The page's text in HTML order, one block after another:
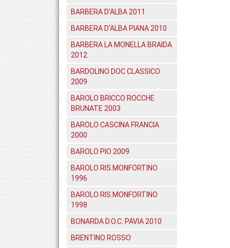
BARBERA D'ALBA 2011
BARBERA D'ALBA PIANA 2010
BARBERA LA MONELLA BRAIDA
2012
BARDOLINO DOC CLASSICO
2009
BAROLO BRICCO ROCCHE
BRUNATE 2003
BAROLO CASCINA FRANCIA
2000
BAROLO PIO 2009
BAROLO RIS.MONFORTINO
1996
BAROLO RIS.MONFORTINO
1998
BONARDA D.O.C. PAVIA 2010
BRENTINO ROSSO